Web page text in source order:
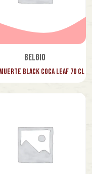
Belgio
Black Coca Leaf 70 cl